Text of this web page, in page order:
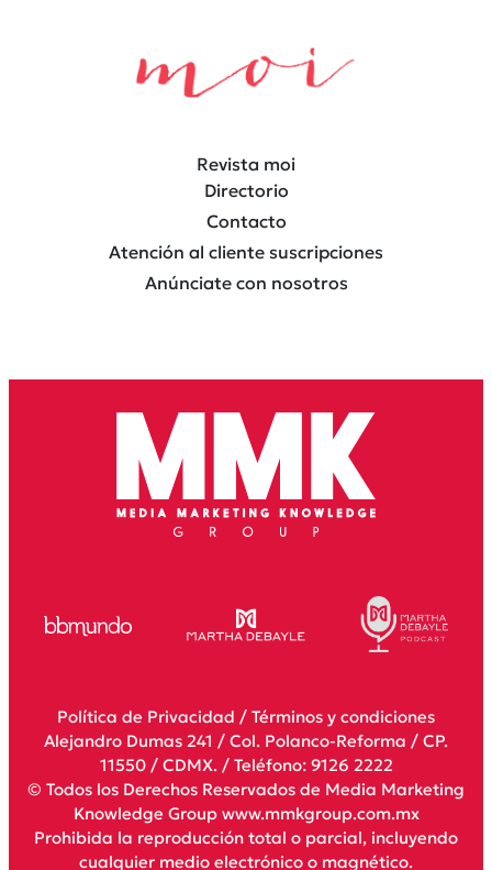
Revista moi
Directorio
Contacto
Atención al cliente suscripciones
Anúnciate con nosotros
Política de Privacidad / Términos y condiciones
Alejandro Dumas 241 / Col. Polanco-Reforma / CP.
11550 / CDMX. / Teléfono: 9126 2222
© Todos los Derechos Reservados de Media Marketing
Knowledge Group www.mmkgroup.com.mx
Prohibida la reproducción total o parcial, incluyendo
cualquier medio electrónico o magnético.